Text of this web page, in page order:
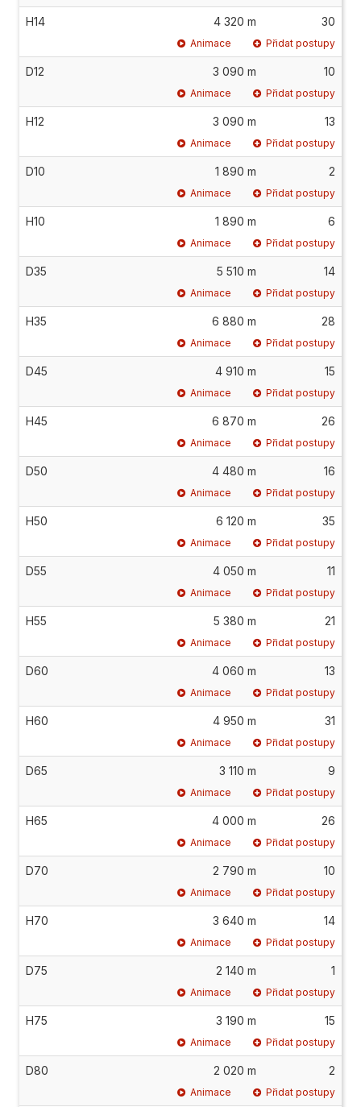
H14 4 320 m 30
Animace Přidat postupy
D12 3 090 m 10
Animace Přidat postupy
H12 3 090 m 13
Animace Přidat postupy
D10 1 890 m 2
Animace Přidat postupy
H10 1 890 m 6
Animace Přidat postupy
D35 5 510 m 14
Animace Přidat postupy
H35 6 880 m 28
Animace Přidat postupy
D45 4 910 m 15
Animace Přidat postupy
H45 6 870 m 26
Animace Přidat postupy
D50 4 480 m 16
Animace Přidat postupy
H50 6 120 m 35
Animace Přidat postupy
D55 4 050 m 11
Animace Přidat postupy
H55 5 380 m 21
Animace Přidat postupy
D60 4 060 m 13
Animace Přidat postupy
H60 4 950 m 31
Animace Přidat postupy
D65 3 110 m 9
Animace Přidat postupy
H65 4 000 m 26
Animace Přidat postupy
D70 2 790 m 10
Animace Přidat postupy
H70 3 640 m 14
Animace Přidat postupy
D75 2 140 m 1
Animace Přidat postupy
H75 3 190 m 15
Animace Přidat postupy
D80 2 020 m 2
Animace Přidat postupy